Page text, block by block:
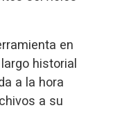
en
historial
a la hora
a su